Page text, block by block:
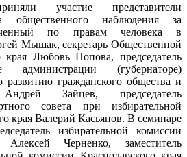
участие представители
общественного наблюдения за
по правам человека в
Мышак, секретарь Общественной
края Любовь Попова, председатель
(губернаторе)
развитию гражданского общества и
Зайцев, председатель
совета при избирательной
края Валерий Касьянов. В семинаре
избирательной комиссии
Алексей Черненко, заместитель